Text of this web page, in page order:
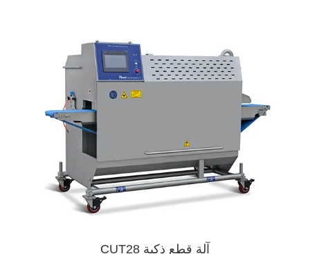
آلة قطع ذكية CUT28